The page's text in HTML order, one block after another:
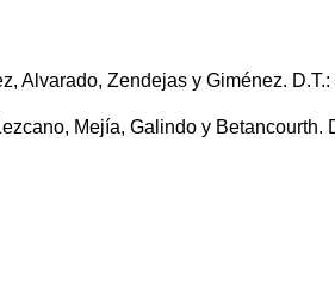
Alvarado, Zendejas y Giménez. D.T.:
Mejía, Galindo y Betancourth.